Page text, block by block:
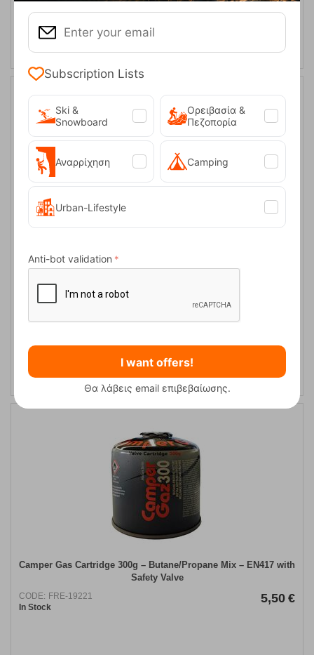
9%
CODE: FRE-14656
ADD TO CART
Camper Gas Cartridge 300g – Butane/Propane Mix – EN417 with
Safety Valve
CODE: FRE-19221
In Stock
5,50 €
Subscription Lists
Ski &
Snowboard
Ορειβασία &
Πεζοπορία
Αναρρίχηση Camping
Urban-Lifestyle
Anti-bot validation
I want offers!
Θα λάβεις email επιβεβαίωσης.